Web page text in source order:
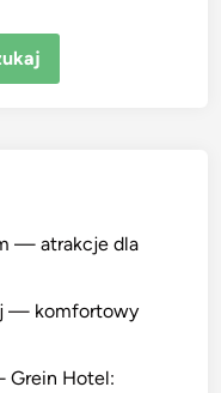
— atrakcje dla
— komfortowy
Grein Hotel: